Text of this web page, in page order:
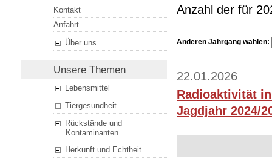
Kontakt
Anfahrt
Über uns
Unsere Themen
Lebensmittel
Tiergesundheit
Rückstände und
Kontaminanten
Herkunft und Echtheit
Anzahl der für
Anderen Jahrgang wählen:
22.01.2026
Radioaktivität
Jagdjahr 2024/